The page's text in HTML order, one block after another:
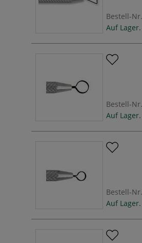
Bestell-Nr.
Auf Lager.
Bestell-Nr.
Auf Lager.
Bestell-Nr.
Auf Lager.